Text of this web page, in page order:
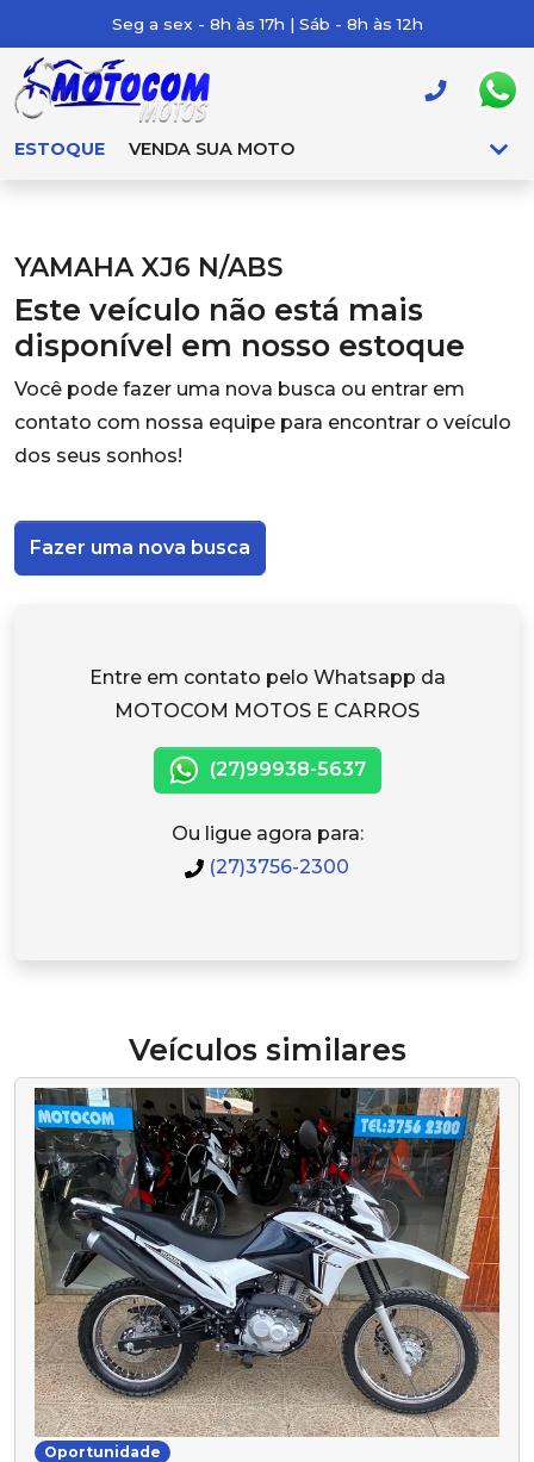
Seg a sex - 8h às 17h | Sáb - 8h às 12h
ESTOQUE VENDA SUA MOTO
YAMAHA XJ6 N/ABS
Este veículo não está mais
disponível em nosso estoque
Você pode fazer uma nova busca ou entrar em
contato com nossa equipe para encontrar o veículo
dos seus sonhos!
Fazer uma nova busca
Entre em contato pelo Whatsapp da
MOTOCOM MOTOS E CARROS
(27)99938-5637
Ou ligue agora para:
(27)3756-2300
Veículos similares
Oportunidade